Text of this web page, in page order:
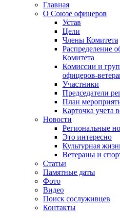
Главная
О Союзе офицеров
Устав
Цели
Члены Комитета
Распределение
Комитета
Комиссии и
офицеров-
Участники
Председатели
План
Карточка
Новости
Региональные
Это интересно
Культурная
Ветераны и
Статьи
Памятные даты
Фото
Видео
Поиск сослуживцев
Контакты